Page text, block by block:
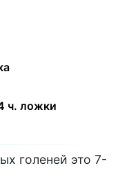
ч. ложки
голеней это 7-